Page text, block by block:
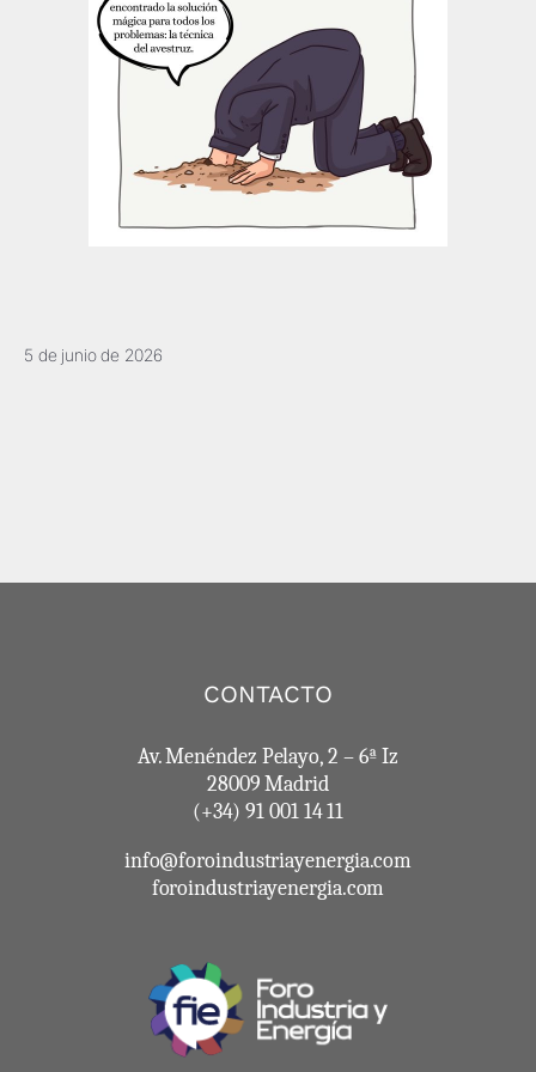
5 de junio de 2026
CONTACTO
Av. Menéndez Pelayo, 2 – 6ª Iz
28009 Madrid
(+34) 91 001 14 11
info@foroindustriayenergia.com
foroindustriayenergia.com